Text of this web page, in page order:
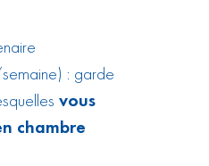
: garde
vous
chambre